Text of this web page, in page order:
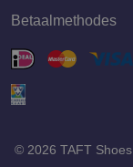
Betaalmethodes
© 2026 TAFT Shoes